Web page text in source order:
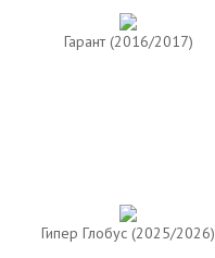
Гарант (2016/2017)
Гипер Глобус (2025/2026)